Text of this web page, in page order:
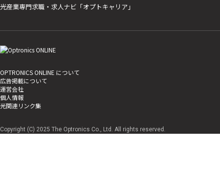
光産業専門求職・求人ナビ「オプトキャリア」
OPTRONICS ONLINE について
広告掲載について
運営会社
個人情報
光関連リンク集
Copyright (C) 2025 The Optronics Co., Ltd. All rights reserved.